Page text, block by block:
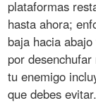
plataformas
hasta ahora;
baja hacia
por
tu enemigo
que debes evitar.